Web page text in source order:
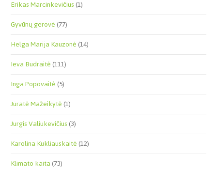
Erikas Marcinkevičius(1)
Gyvūnų gerovė(77)
Helga Marija Kauzonė(14)
Ieva Budraitė(111)
Inga Popovaitė(5)
Jūratė Mažeikytė(1)
Jurgis Valiukevičius(3)
Karolina Kukliauskaitė(12)
Klimato kaita(73)